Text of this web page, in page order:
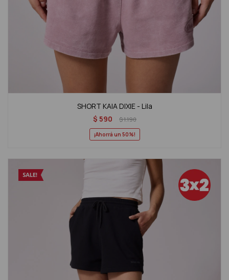
SHORT KAIA DIXIE - Lila
$ 590 $1.190
50